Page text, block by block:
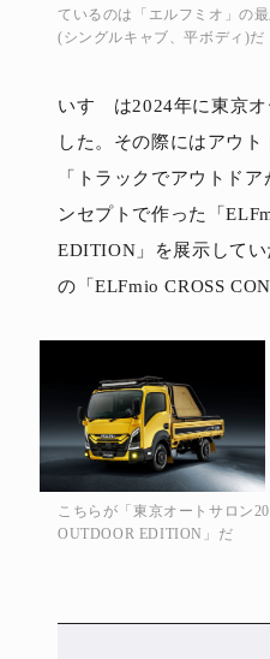
ているのは「エルフミオ」の
(シングルキャブ、平ボディ)だ
いすゞは2024年に東京
した。その際にはアウト
「トラックでアウトド
ンセプトで作った「
EDITION」を展示して
の「ELFmio CROSS
こちらが「東京オートサロン
OUTDOOR EDITION」だ